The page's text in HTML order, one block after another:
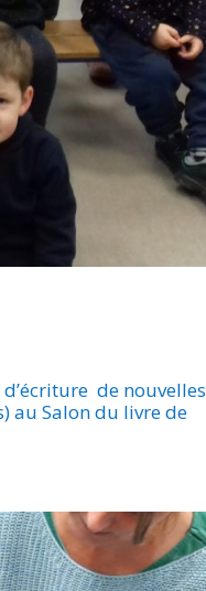
de nouvelles
au Salon du livre de